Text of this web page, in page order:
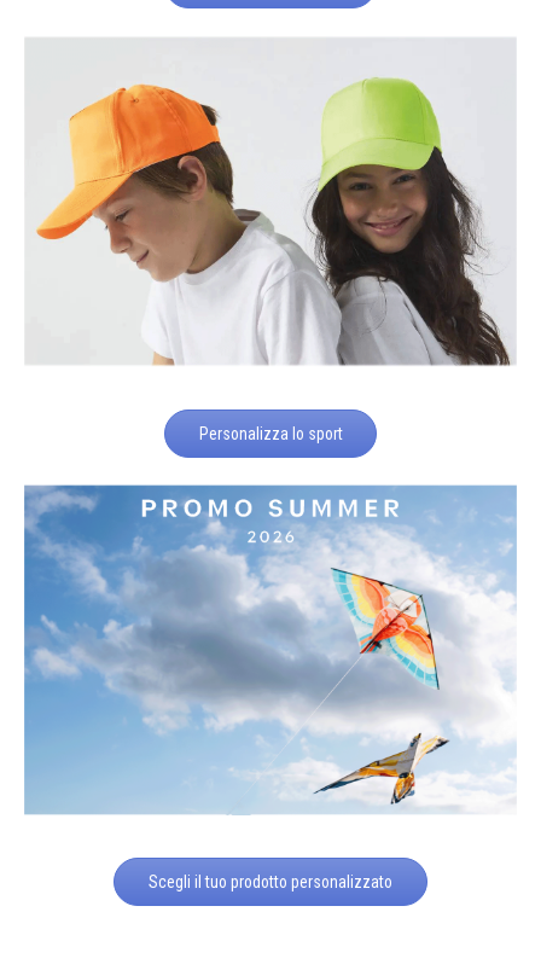
Personalizza lo sport
Scegli il tuo prodotto personalizzato